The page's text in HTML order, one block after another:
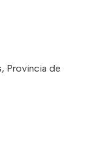
Provincia de